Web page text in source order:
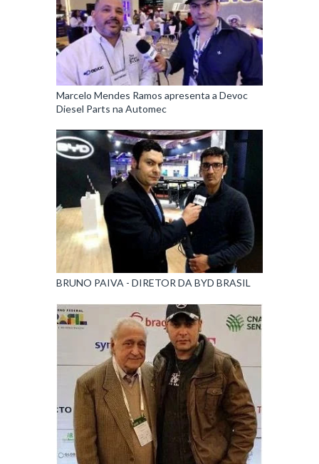
Marcelo Mendes Ramos apresenta a Devoc
Diesel Parts na Automec
BRUNO PAIVA - DIRETOR DA BYD BRASIL